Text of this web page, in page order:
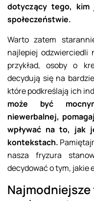
dotyczący tego,
społeczeństwie.
Warto zatem
najlepiej odzwierciedli
przykład, osoby o
decydują się na
które podkreślają ich
może być
niewerbalnej,
wpływać na to, jak
kontekstach.
nasza fryzura
decydować o tym, jakie